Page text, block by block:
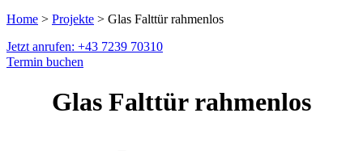
Home > Projekte > Glas Falttür rahmenlos
Jetzt anrufen: +43 7239 70310
Termin buchen
Glas Falttür rahmenlos